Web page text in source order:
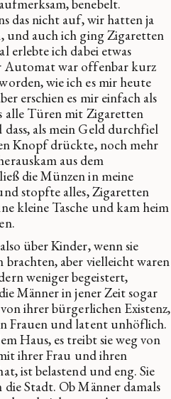
benebelt.
das nicht auf, wir hatten ja
und auch ich ging Zigaretten
erlebte ich dabei etwas
Automat war offenbar kurz
wie ich es mir heute
erschien es mir einfach als
alle Türen mit Zigaretten
als mein Geld durchfiel
Knopf drückte, noch mehr
aus dem
die Münzen in meine
stopfte alles, Zigaretten
kleine Tasche und kam heim
über Kinder, wenn sie
brachten, aber vielleicht waren
weniger begeistert,
Männer in jener Zeit sogar
ihrer bürgerlichen Existenz,
Frauen und latent unhöflich.
Haus, es treibt sie weg von
ihrer Frau und ihren
ist belastend und eng. Sie
Stadt. Ob Männer damals